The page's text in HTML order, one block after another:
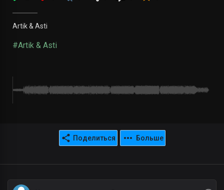
Artik & Asti
#Artik & Asti
Поделиться Больше